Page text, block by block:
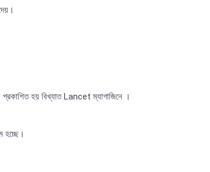
প্রকাশিত হয় বিখ্যাত Lancet ম্যাগাজিনে ।
হচ্ছে।